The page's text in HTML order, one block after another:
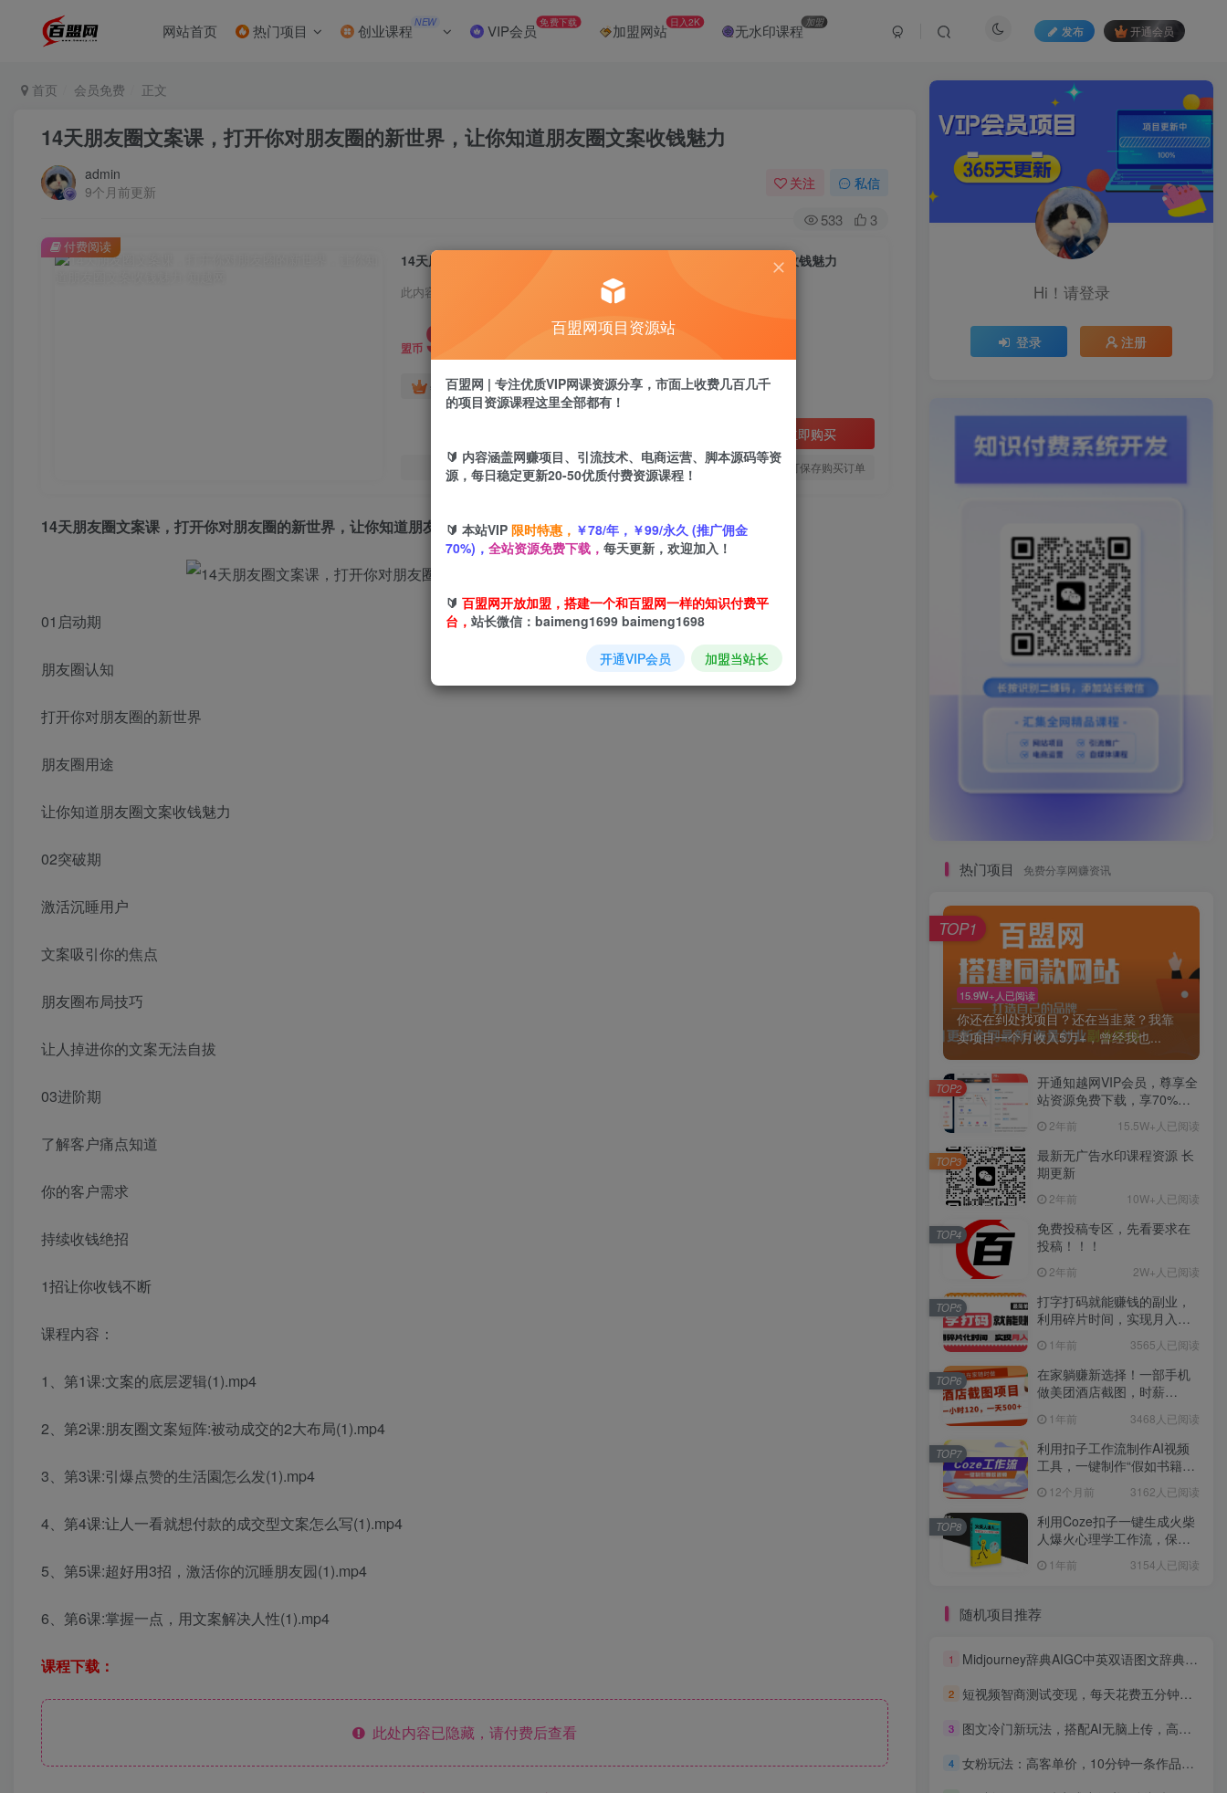
网站首页 热门项目 创业课程 NEW VIP会员 免费下载 加盟网站 日入2K 无水印课程 加盟
发布 开通会员
首页 会员免费 正文
14天朋友圈文案课，打开你对朋友圈的新世界，让你知道朋友圈文案收钱魅力
admin
9个月前更新
关注 私信
533 3
14天朋友圈文案课，打开你对朋友圈的新世界，让你知道朋友圈文案收钱魅力
此内容为付费阅读，请付费后查看
盟币 9.9
年卡会员免费 永久会员免费
立即购买
您当前未登录！建议登陆后购买，可保存购买订单
付费阅读
14天朋友圈文案课 ，打开你对朋友圈的新世界，让你知道朋友圈文案收钱魅力
01启动期
朋友圈认知
打开你对朋友圈的新世界
朋友圈用途
让你知道朋友圈文案收钱魅力
02突破期
激活沉睡用户
文案吸引你的焦点
朋友圈布局技巧
让人掉进你的文案无法自拔
03进阶期
了解客户痛点知道
你的客户需求
持续收钱绝招
1招让你收钱不断
课程内容：
1、第1课:文案的底层逻辑(1).mp4
2、第2课:朋友圈文案短阵:被动成交的2大布局(1).mp4
3、第3课:引爆点赞的生活園怎么发(1).mp4
4、第4课:让人一看就想付款的成交型文案怎么写(1).mp4
5、第5课:超好用3招，激活你的沉睡朋友园(1).mp4
6、第6课:掌握一点，用文案解决人性(1).mp4
课程下载：
此处内容已隐藏，请付费后查看
Hi！请登录
登录 注册
热门项目 免费分享网赚资讯
15.9W+人已阅读
你还在到处找项目？还在当韭菜？我靠
卖项目一个月收入5万+，曾经我也...
TOP1
开通知越网VIP会员，尊享全
站资源免费下载，享70%的
惠】2年前 15.5W+人已阅读
TOP2
最新无广告水印课程资源 长
期更新
2年前 10W+人已阅读
TOP3
免费投稿专区，先看要求在
投稿！！！
2年前 2W+人已阅读
TOP4
打字打码就能赚钱的副业，
利用碎片时间，实现月入过
1年前 3565人已阅读
TOP5
在家躺赚新选择！一部手机
做美团酒店截图，时薪
1年前 3468人已阅读
TOP6
利用扣子工作流制作AI视频
工具，一键制作“假如书籍会
12个月前 3162人已阅读
TOP7
利用Coze扣子一键生成火柴
人爆火心理学工作流，保姆
1年前 3154人已阅读
TOP8
随机项目推荐
1 Midjourney辞典AIGC中英双语图文辞典+提示关键词Prompt大全
2 短视频智商测试变现，每天花费五分钟，轻松日入200+，多种变现方式
3 图文冷门新玩法，搭配AI无脑上传，高效月入5000+
4 女粉玩法：高客单价，10分钟一条作品，日入1k+操作简单，手机就可以
百盟网项目资源站
百盟网 | 专注优质VIP网课资源分享，市面上收费几百几千
的项目资源课程这里全部都有！
🔰 内容涵盖网赚项目、引流技术、电商运营、脚本源码等资
源，每日稳定更新20-50优质付费资源课程！
🔰 本站VIP 限时特惠， ￥78/年，￥99/永久 (推广佣金
70%)， 全站资源免费下载， 每天更新，欢迎加入！
🔰 百盟网开放加盟，搭建一个和百盟网一样的知识付费平
台， 站长微信：baimeng1699 baimeng1698
开通VIP会员 加盟当站长